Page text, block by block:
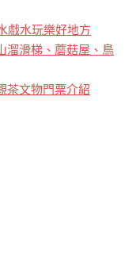
戲水玩樂好地方
溜滑梯、蘑菇屋、鳥
茶文物門票介紹